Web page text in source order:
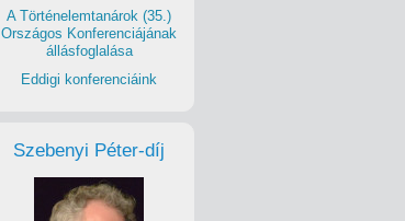
A Történelemtanárok (35.)
Országos Konferenciájának
állásfoglalása
Eddigi konferenciáink
Szebenyi Péter-díj